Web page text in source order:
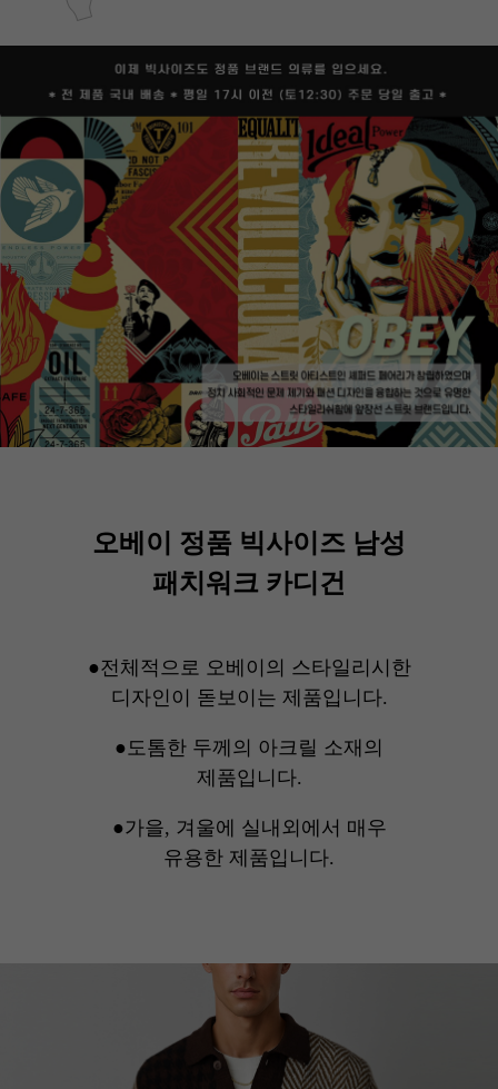
오베이 정품 빅사이즈 남성
패치워크 카디건
●전체적으로 오베이의 스타일리시한
디자인이 돋보이는 제품입니다.
●도톰한 두께의 아크릴 소재의
제품입니다.
●가을, 겨울에 실내외에서 매우
유용한 제품입니다.